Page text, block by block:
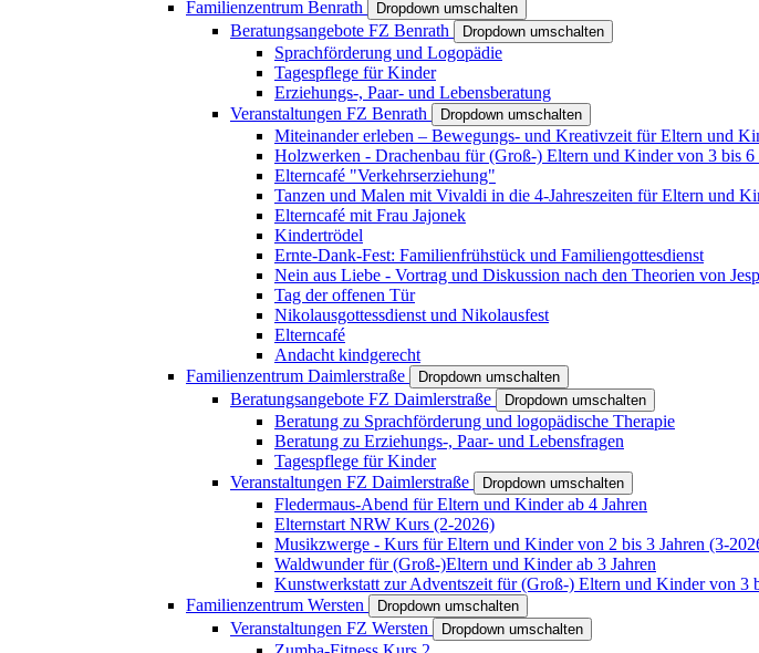
Familienzentrum Benrath
Dropdown umschalten
Beratungsangebote FZ Benrath Dropdown umschalten
Sprachförderung und Logopädie
Tagespflege für Kinder
Erziehungs-, Paar- und Lebensberatung
Veranstaltungen FZ Benrath
Dropdown umschalten
Miteinander erleben – Bewegungs- und Kreativzeit für Eltern und
Holzwerken - Drachenbau für (Groß-) Eltern und Kinder von 3 bis 6
Elterncafé "Verkehrserziehung"
Tanzen und Malen mit Vivaldi in die 4-Jahreszeiten für Eltern und
Elterncafé mit Frau Jajonek
Kindertrödel
Ernte-Dank-Fest: Familienfrühstück und Familiengottesdienst
Nein aus Liebe - Vortrag und Diskussion nach den Theorien von
Tag der offenen Tür
Nikolausgottessdienst und Nikolausfest
Elterncafé
Andacht kindgerecht
Familienzentrum Daimlerstraße
Dropdown umschalten
Beratungsangebote FZ Daimlerstraße Dropdown umschalten
Beratung zu Sprachförderung und logopädische Therapie
Beratung zu Erziehungs-, Paar- und Lebensfragen
Tagespflege für Kinder
Veranstaltungen FZ Daimlerstraße
Dropdown umschalten
Fledermaus-Abend für Eltern und Kinder ab 4 Jahren
Elternstart NRW Kurs (2-2026)
Musikzwerge - Kurs für Eltern und Kinder von 2 bis 3 Jahren (3-
Waldwunder für (Groß-)Eltern und Kinder ab 3 Jahren
Kunstwerkstatt zur Adventszeit für (Groß-) Eltern und Kinder von 3
Familienzentrum Wersten
Dropdown umschalten
Veranstaltungen FZ Wersten Dropdown umschalten